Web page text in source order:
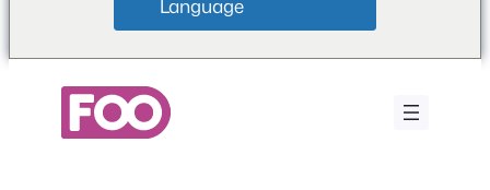
Language
contenuto